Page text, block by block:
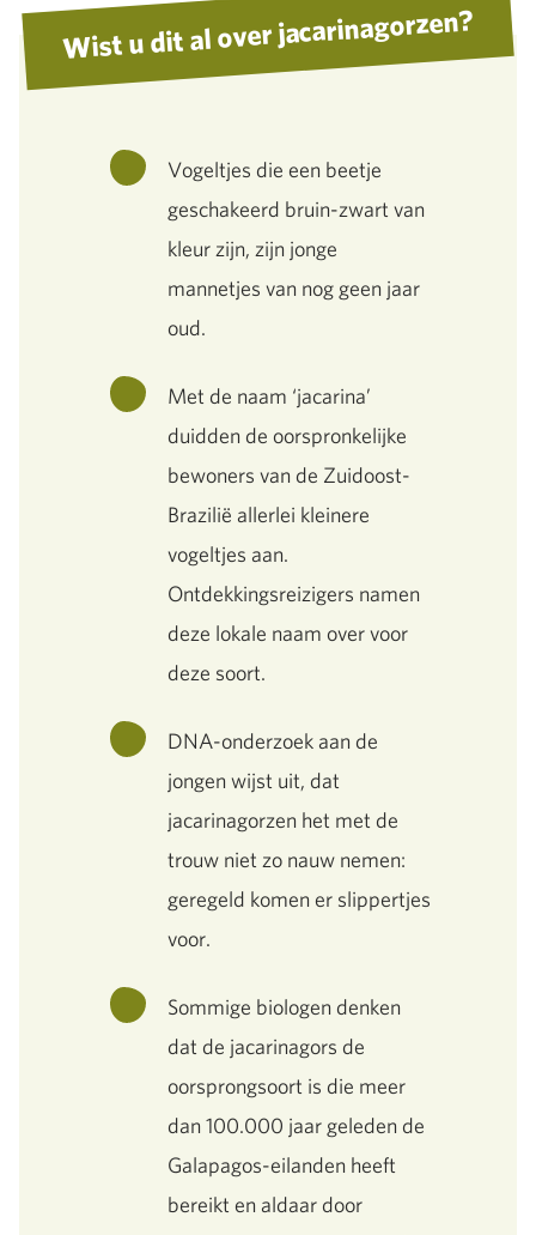
Wist u dit al over jacarinagorzen?
Vogeltjes die een beetje
geschakeerd bruin-zwart van
kleur zijn, zijn jonge
mannetjes van nog geen jaar
oud.
Met de naam ‘jacarina’
duidden de oorspronkelijke
bewoners van de Zuidoost-
Brazilië allerlei kleinere
vogeltjes aan.
Ontdekkingsreizigers namen
deze lokale naam over voor
deze soort.
DNA-onderzoek aan de
jongen wijst uit, dat
jacarinagorzen het met de
trouw niet zo nauw nemen:
geregeld komen er slippertjes
voor.
Sommige biologen denken
dat de jacarinagors de
oorsprongsoort is die meer
dan 100.000 jaar geleden de
Galapagos-eilanden heeft
bereikt en aldaar door